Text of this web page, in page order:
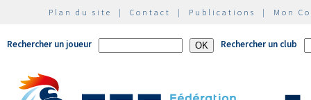
Plan du site | Contact | Publications | Mon
Rechercher un joueur Rechercher un club